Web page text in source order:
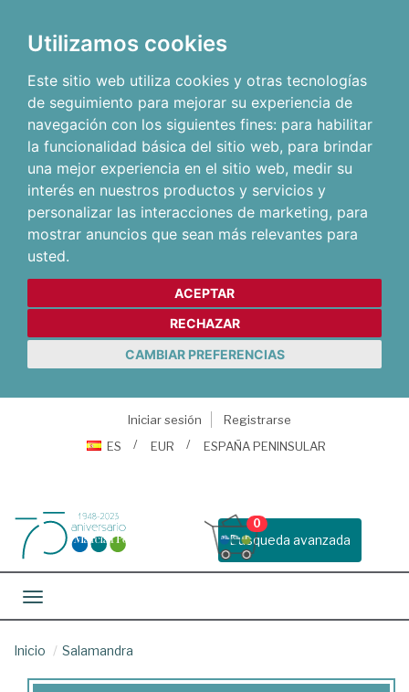
Utilizamos cookies
Este sitio web utiliza cookies y otras tecnologías
de seguimiento para mejorar su experiencia de
navegación con los siguientes fines: para habilitar
la funcionalidad básica del sitio web, para brindar
una mejor experiencia en el sitio web, medir su
interés en nuestros productos y servicios y
personalizar las interacciones de marketing, para
mostrar anuncios que sean más relevantes para
usted.
ACEPTAR
RECHAZAR
CAMBIAR PREFERENCIAS
Iniciar sesión
Registrarse
ES
EUR ESPAÑA PENINSULAR
Busqueda avanzada
0
Toggle navigation
Inicio Salamandra